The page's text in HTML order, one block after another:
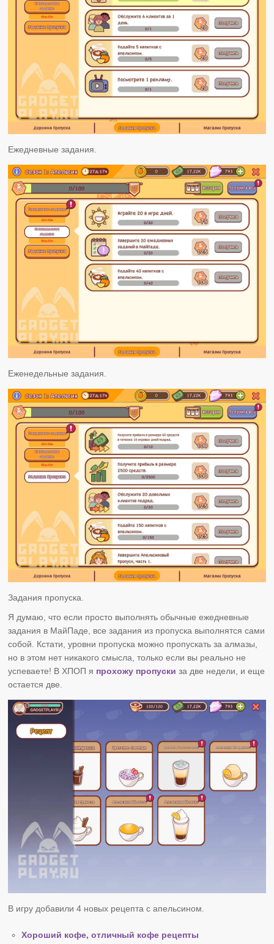
Ежедневные задания.
Еженедельные задания.
Задания пропуска.
Я думаю, что если просто выполнять обычные ежедневные
задания в МайПаде, все задания из пропуска выполнятся сами
собой. Кстати, уровни пропуска можно пропускать за алмазы,
но в этом нет никакого смысла, только если вы реально не
успеваете! В ХПОП я прохожу пропуски за две недели, и еще
остается две.
В игру добавили 4 новых рецепта с апельсином.
Хороший кофе, отличный кофе рецепты